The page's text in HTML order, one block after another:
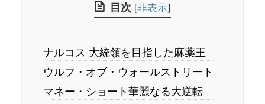
目次 [非表示]
ナルコス 大統領を目指した麻薬王
ウルフ・オブ・ウォールストリート
マネー・ショート華麗なる大逆転